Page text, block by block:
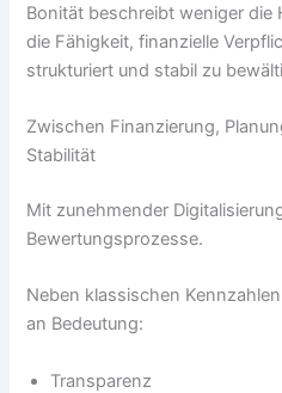
Bonität beschreibt weniger die
die Fähigkeit, finanzielle
strukturiert und stabil zu
Zwischen Finanzierung,
Stabilität
Mit zunehmender
Bewertungsprozesse.
Neben klassischen
an Bedeutung:
Transparenz